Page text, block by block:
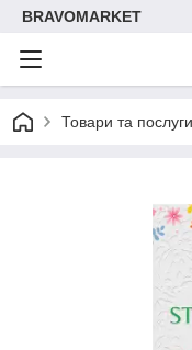
BRAVOMARKET
Товари та послуги